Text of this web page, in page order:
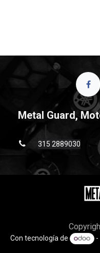
Metal Guard,
315 2889030
Con tecnología de